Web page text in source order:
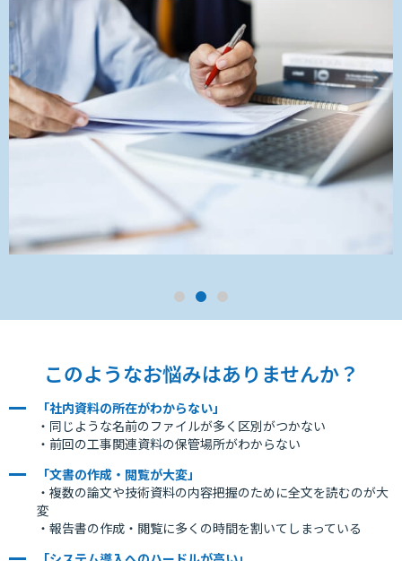
このようなお悩みはありませんか？
「社内資料の所在がわからない」
・同じような名前のファイルが多く区別がつかない
・前回の工事関連資料の保管場所がわからない
「文書の作成・閲覧が大変」
・複数の論文や技術資料の内容把握のために全文を読むのが大
変
・報告書の作成・閲覧に多くの時間を割いてしまっている